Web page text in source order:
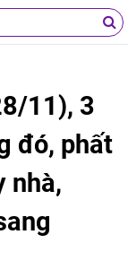
11), 3
đó, phất
nhà,